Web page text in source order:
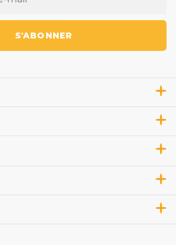
S'ABONNER